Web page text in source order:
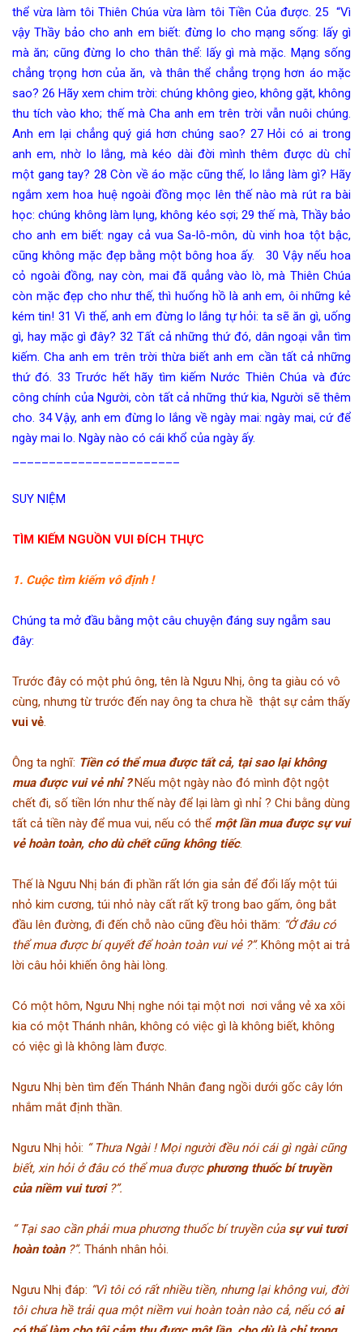
thể vừa làm tôi Thiên Chúa vừa làm tôi Tiền Của được. 25 “Vì
vậy Thầy bảo cho anh em biết: đừng lo cho mạng sống: lấy gì
mà ăn; cũng đừng lo cho thân thể: lấy gì mà mặc. Mạng sống
chẳng trọng hơn của ăn, và thân thể chẳng trọng hơn áo mặc
sao? 26 Hãy xem chim trời: chúng không gieo, không gặt, không
thu tích vào kho; thế mà Cha anh em trên trời vẫn nuôi chúng.
Anh em lại chẳng quý giá hơn chúng sao? 27 Hỏi có ai trong
anh em, nhờ lo lắng, mà kéo dài đời mình thêm được dù chỉ
một gang tay? 28 Còn về áo mặc cũng thế, lo lắng làm gì? Hãy
ngắm xem hoa huệ ngoài đồng mọc lên thế nào mà rút ra bài
học: chúng không làm lụng, không kéo sợi; 29 thế mà, Thầy bảo
cho anh em biết: ngay cả vua Sa-lô-môn, dù vinh hoa tột bậc,
cũng không mặc đẹp bằng một bông hoa ấy. 30 Vậy nếu hoa
cỏ ngoài đồng, nay còn, mai đã quẳng vào lò, mà Thiên Chúa
còn mặc đẹp cho như thế, thì huống hồ là anh em, ôi những kẻ
kém tin! 31 Vì thế, anh em đừng lo lắng tự hỏi: ta sẽ ăn gì, uống
gì, hay mặc gì đây? 32 Tất cả những thứ đó, dân ngoại vẫn tìm
kiếm. Cha anh em trên trời thừa biết anh em cần tất cả những
thứ đó. 33 Trước hết hãy tìm kiếm Nước Thiên Chúa và đức
công chính của Người, còn tất cả những thứ kia, Người sẽ thêm
cho. 34 Vậy, anh em đừng lo lắng về ngày mai: ngày mai, cứ để
ngày mai lo. Ngày nào có cái khổ của ngày ấy.
SUY NIỆM
TÌM KIẾM NGUỒN VUI ĐÍCH THỰC
1. Cuộc tìm kiếm vô định !
Chúng ta mở đầu bằng một câu chuyện đáng suy ngẫm sau
đây:
Trước đây có một phú ông, tên là Ngưu Nhị, ông ta giàu có vô
cùng, nhưng từ trước đến nay ông ta chưa hề thật sự cảm thấy
vui vẻ.
Ông ta nghĩ: Tiền có thể mua được tất cả, tại sao lại không
mua được vui vẻ nhỉ ?Nếu một ngày nào đó mình đột ngột
chết đi, số tiền lớn như thế này để lại làm gì nhỉ ? Chi bằng dùng
tất cả tiền này để mua vui, nếu có thể một lần mua được sự vui
vẻ hoàn toàn, cho dù chết cũng không tiếc.
Thế là Ngưu Nhị bán đi phần rất lớn gia sản để đổi lấy một túi
nhỏ kim cương, túi nhỏ này cất rất kỹ trong bao gấm, ông bắt
đầu lên đường, đi đến chỗ nào cũng đều hỏi thăm: “Ở đâu có
thể mua được bí quyết để hoàn toàn vui vẻ ?”. Không một ai trả
lời câu hỏi khiến ông hài lòng.
Có một hôm, Ngưu Nhị nghe nói tại một nơi nơi vắng vẻ xa xôi
kia có một Thánh nhân, không có việc gì là không biết, không
có việc gì là không làm được.
Ngưu Nhị bèn tìm đến Thánh Nhân đang ngồi dưới gốc cây lớn
nhắm mắt định thần.
Ngưu Nhị hỏi: “ Thưa Ngài ! Mọi người đều nói cái gì ngài cũng
biết, xin hỏi ở đâu có thể mua được phương thuốc bí truyền
của niềm vui tươi?”.
“ Tại sao cần phải mua phương thuốc bí truyền của sự vui tươi
hoàn toàn?”. Thánh nhân hỏi.
Ngưu Nhị đáp: “Vì tôi có rất nhiều tiền, nhưng lại không vui, đời
tôi chưa hề trải qua một niềm vui hoàn toàn nào cả, nếu có ai